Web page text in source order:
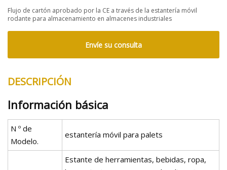
Flujo de cartón aprobado por la CE a través de la estantería móvil
rodante para almacenamiento en almacenes industriales
Envíe su consulta
DESCRIPCIÓN
Información básica
N º de
Modelo.
estantería móvil para palets
Estante de herramientas, bebidas, ropa,